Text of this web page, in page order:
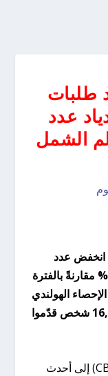
طلبات
عدد
الشمل
انخفض عدد
طلبات اللجوء الأولى المُقدّمة بنسبة 33% مقارنةً بالفترة
الهولندي
(CBS)، يُمثّل هذا العدد ما مجموعه 16,600 شخص قدّموا
تستند نتائج مكتب الإحصاء الهولندي ( CBS) إلى أحدث